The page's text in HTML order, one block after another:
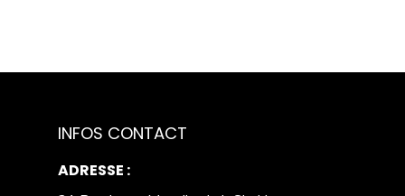
INFOS CONTACT
ADRESSE :